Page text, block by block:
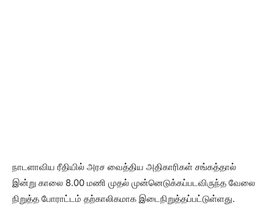
நாடளாவிய ரீதியில் அரச வைத்திய அதிகாரிகள் சங்கத்தால்
இன்று காலை 8.00 மணி முதல் முன்னெடுக்கப்படவிருந்த வேலை
நிறுத்த போராட்டம் தற்காலிகமாக இடைநிறுத்தப்பட்டுள்ளது.